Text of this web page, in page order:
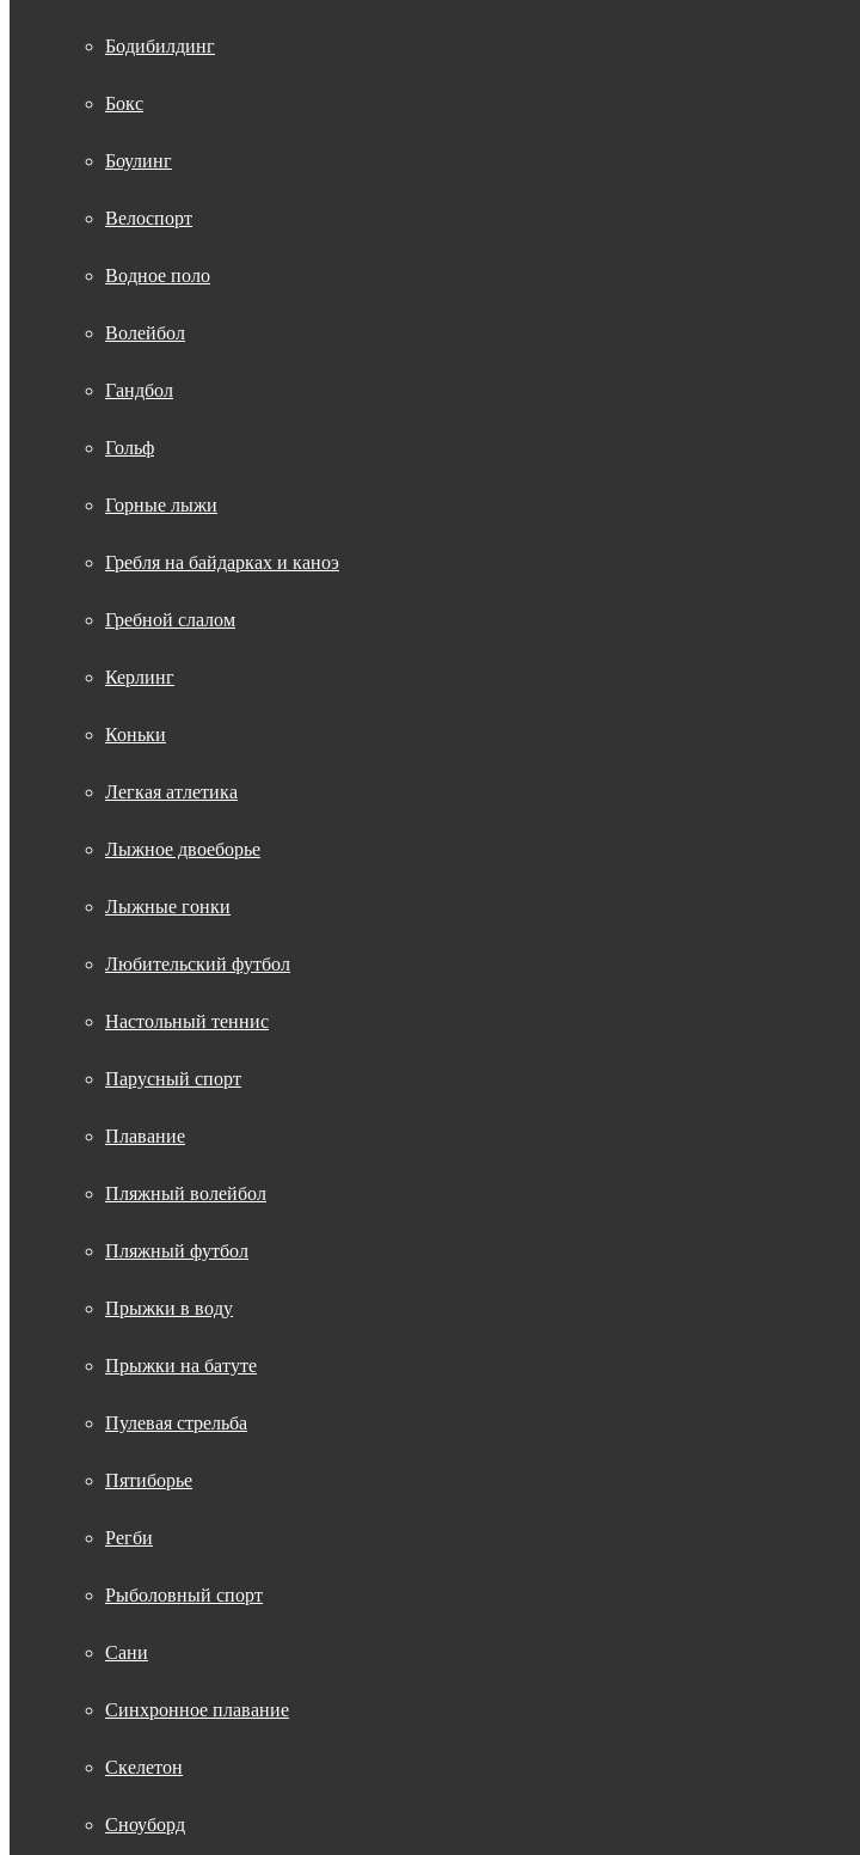
Бодибилдинг
Бокс
Боулинг
Велоспорт
Водное поло
Волейбол
Гандбол
Гольф
Горные лыжи
Гребля на байдарках и каноэ
Гребной слалом
Керлинг
Коньки
Легкая атлетика
Лыжное двоеборье
Лыжные гонки
Любительский футбол
Настольный теннис
Парусный спорт
Плавание
Пляжный волейбол
Пляжный футбол
Прыжки в воду
Прыжки на батуте
Пулевая стрельба
Пятиборье
Регби
Рыболовный спорт
Сани
Синхронное плавание
Скелетон
Сноуборд